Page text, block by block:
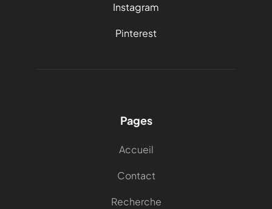
Instagram
Pinterest
Pages
Accueil
Contact
Recherche